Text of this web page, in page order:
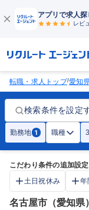
アプリで求人探
レビ
転職・求人トップ/愛知
検索条件を設定
勤務地 1 職種
こだわり条件の追加設
土日祝休み
年
名古屋市（愛知県